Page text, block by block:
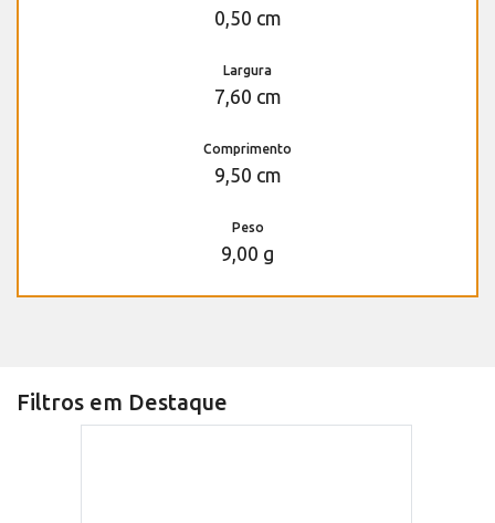
0,50 cm
Largura
7,60 cm
Comprimento
9,50 cm
Peso
9,00 g
Filtros em Destaque